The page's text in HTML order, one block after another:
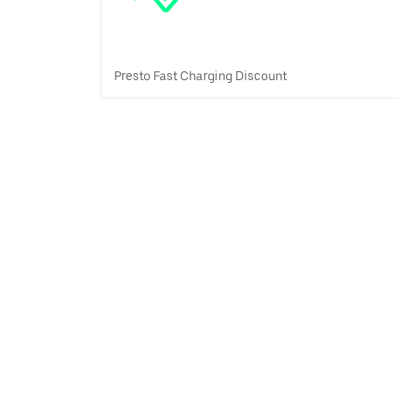
Presto Fast Charging Discount